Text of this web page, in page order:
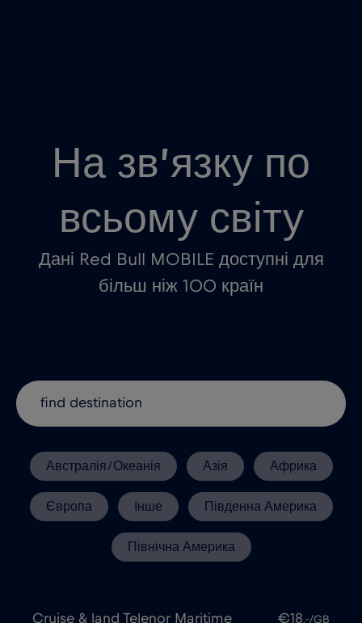
На зв’язку по
всьому світу
Дані Red Bull MOBILE доступні для
більш ніж 100 країн
Австралія/Океанія Азія Африка
Європа Інше Південна Америка
Північна Америка
Cruise & land Telenor Maritime €18,-/GB